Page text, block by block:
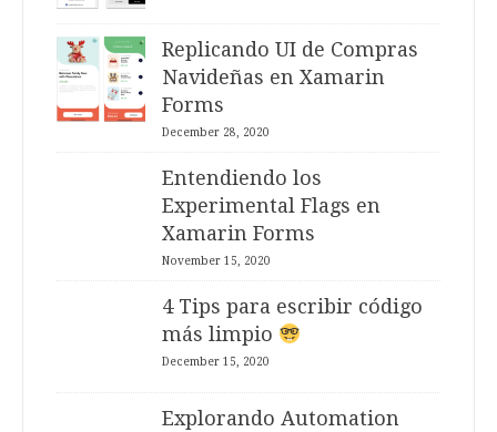
Replicando UI de Compras
Navideñas en Xamarin
Forms
December 28, 2020
Entendiendo los
Experimental Flags en
Xamarin Forms
November 15, 2020
4 Tips para escribir código
más limpio
December 15, 2020
Explorando Automation